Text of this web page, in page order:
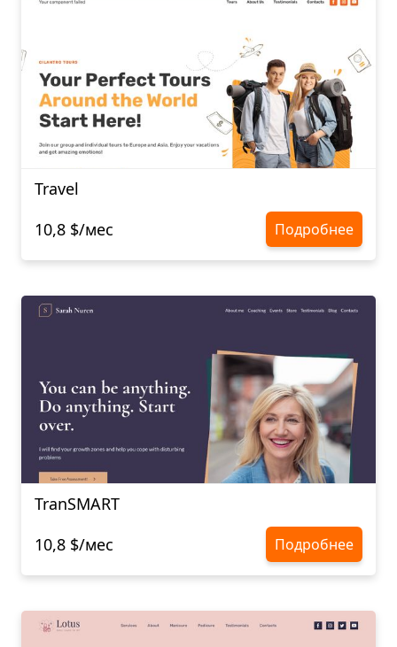
Travel
10,8 $/мес
Подробнее
TranSMART
10,8 $/мес
Подробнее